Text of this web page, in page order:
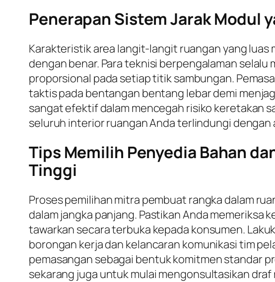
Penerapan Sistem Jarak Modul
Karakteristik area langit-langit ruangan yang
dengan benar. Para teknisi berpengalaman
proporsional pada setiap titik sambungan.
taktis pada bentangan bentang lebar demi
sangat efektif dalam mencegah risiko keretakan
seluruh interior ruangan Anda terlindungi
Tips Memilih Penyedia Bahan
Tinggi
Proses pemilihan mitra pembuat rangka dalam
dalam jangka panjang. Pastikan Anda
tawarkan secara terbuka kepada konsumen.
borongan kerja dan kelancaran komunikasi tim
pemasangan sebagai bentuk komitmen standar
sekarang juga untuk mulai mengonsultasikan